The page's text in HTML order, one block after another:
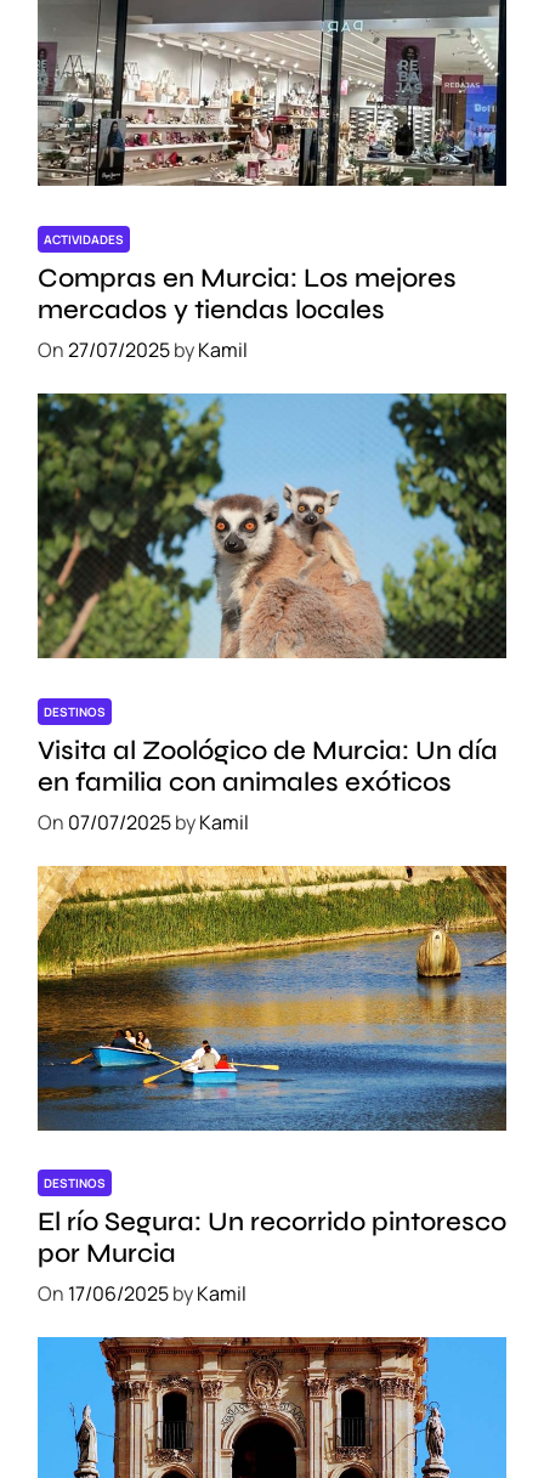
ACTIVIDADES
Compras en Murcia: Los mejores
mercados y tiendas locales
On27/07/2025byKamil
DESTINOS
Visita al Zoológico de Murcia: Un día
en familia con animales exóticos
On 07/07/2025byKamil
DESTINOS
El río Segura: Un recorrido pintoresco
por Murcia
On 17/06/2025byKamil